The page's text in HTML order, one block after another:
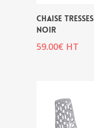
CHAISE TRESSES
NOIR
59.00€ HT